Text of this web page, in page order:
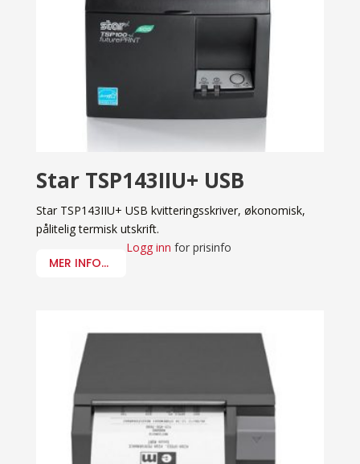
Star TSP143IIU+ USB
Star TSP143IIU+ USB kvitteringsskriver, økonomisk,
pålitelig termisk utskrift.
MER INFO...
Logg inn for prisinfo